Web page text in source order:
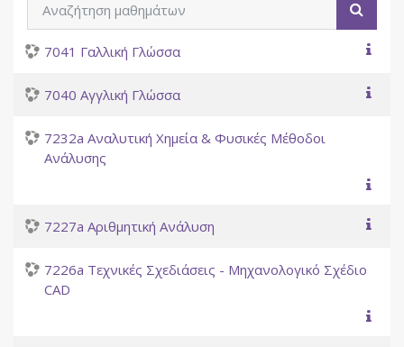
7041 Γαλλική Γλώσσα
7040 Αγγλική Γλώσσα
7232a Αναλυτική Χημεία & Φυσικές Μέθοδοι
Ανάλυσης
7227a Αριθμητική Ανάλυση
7226a Τεχνικές Σχεδιάσεις - Μηχανολογικό Σχέδιο
CAD